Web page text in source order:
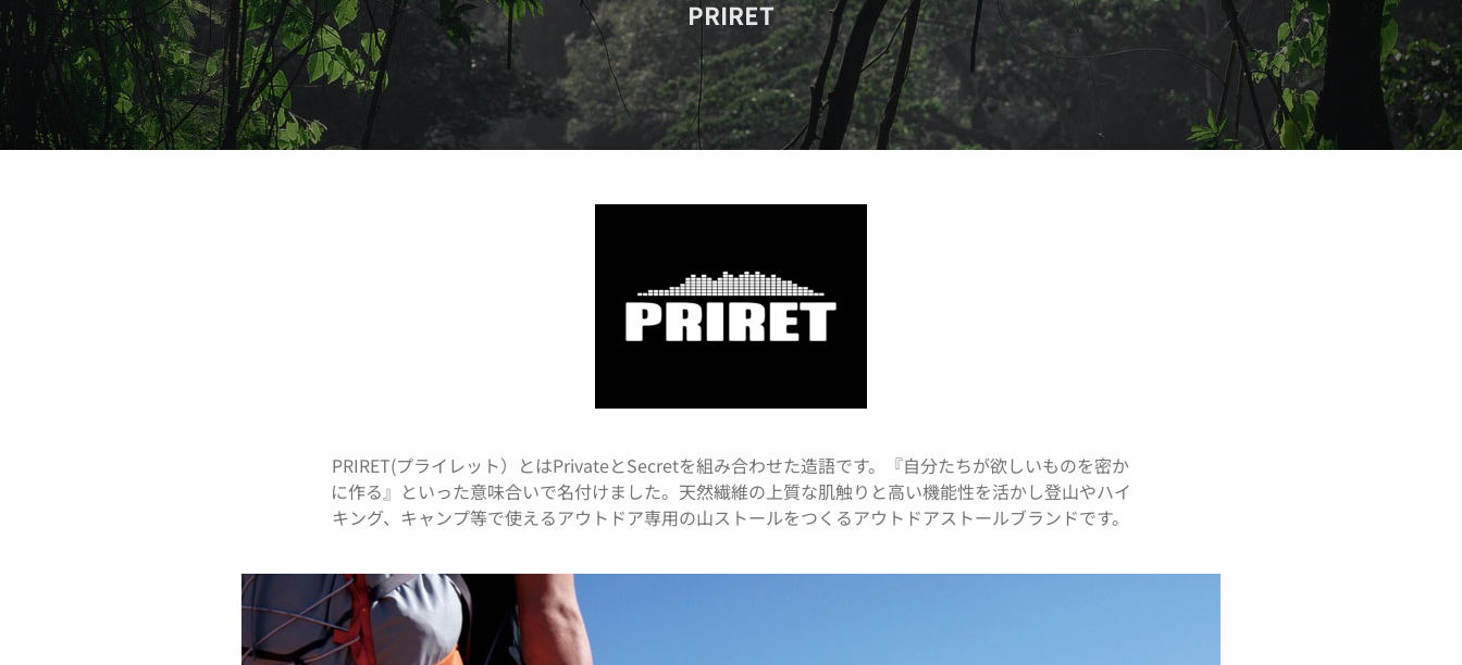
PRIRET
PRIRET(プライレット）とはPrivateとSecretを組み合わせた造語です。『自分たちが欲しいものを密か
に作る』といった意味合いで名付けました。天然繊維の上質な肌触りと高い機能性を活かし登山やハイ
キング、キャンプ等で使えるアウトドア専用の山ストールをつくるアウトドアストールブランドです。